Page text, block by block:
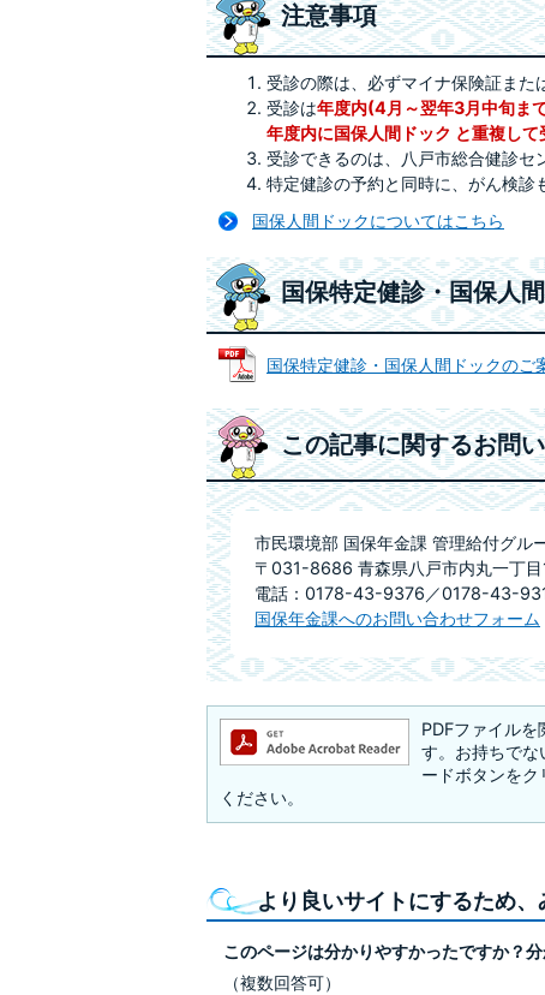
注意事項
受診の際は、必ずマイナ保険証また
受診は年度内(4月～翌年3月中旬ま
年度内に国保人間ドック と重複して
受診できるのは、八戸市総合健診セ
特定健診の予約と同時に、がん検診
国保人間ドックについてはこちら
国保特定健診・国保人
国保特定健診・国保人間ドックの
この記事に関するお問
市民環境部 国保年金課 管理給付グル
〒031-8686 青森県八戸市内丸一丁目
電話：0178-43-9376／0178-43-
国保年金課へのお問い合わせフォーム
PDFファイル
す。お持ちで
ードボタンを
ください。
より良いサイトにするため
このページは分かりやすかったですか？
（複数回答可）